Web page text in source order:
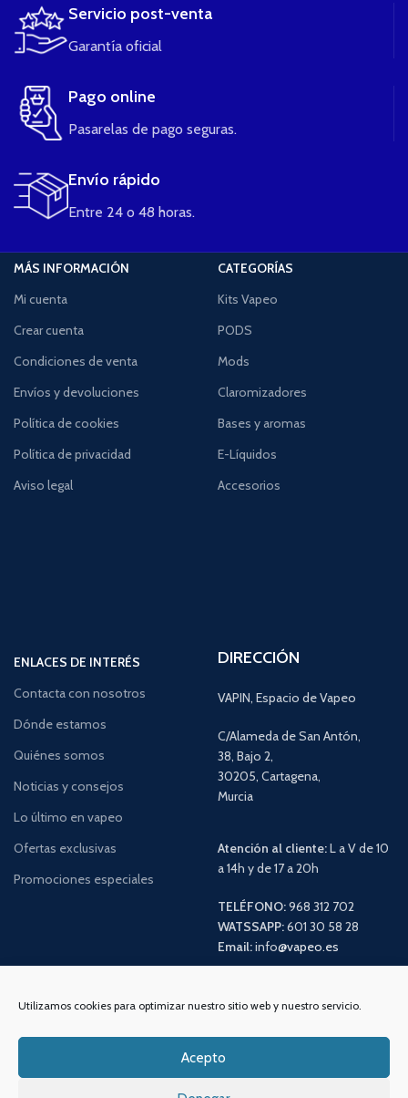
Utilizamos cookies para optimizar nuestro sitio web y nuestro servicio.
Acepto
Servicio post-venta
Garantía oficial
Pago online
Pasarelas de pago seguras.
Envío rápido
Entre 24 o 48 horas.
MÁS INFORMACIÓN
Mi cuenta
Crear cuenta
Condiciones de venta
Envíos y devoluciones
Política de cookies
Política de privacidad
Aviso legal
CATEGORÍAS
Kits Vapeo
PODS
Mods
Claromizadores
Bases y aromas
E-Líquidos
Accesorios
ENLACES DE INTERÉS
Contacta con nosotros
Dónde estamos
Quiénes somos
Noticias y consejos
Lo último en vapeo
Ofertas exclusivas
Promociones especiales
DIRECCIÓN
VAPIN, Espacio de Vapeo
C/Alameda de San Antón,
38, Bajo 2,
30205, Cartagena,
Murcia
Atención al cliente:L a V de 10
a 14h y de 17 a 20h
TELÉFONO:968 312 702
WATSSAPP:601 30 58 28
Email:info@vapeo.es